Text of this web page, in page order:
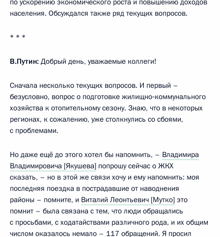
населения. Обсуждался также ряд текущих вопросов.
* * *
В.Путин: Добрый день, уважаемые коллеги!
Сначала несколько текущих вопросов. И первый –
безусловно, вопрос о подготовке жилищно‑коммунального
хозяйства к отопительному сезону. Знаю, что в некоторых
регионах, к сожалению, уже столкнулись со сбоями,
с проблемами.
Но даже ещё до этого хотел бы напомнить, – Владимира
Владимировича [Якушева] попрошу сейчас о ЖКХ
сказать, – но в этой же связи хочу и ему напомнить: моя
последняя поездка в пострадавшие от наводнения
районы – помните, и Виталий Леонтьевич [Мутко] это
помнит – была связана с тем, что люди обращались
с просьбами, с ходатайствами различного рода, и их общим
числом оказалось немало – 117 обращений. Я просил